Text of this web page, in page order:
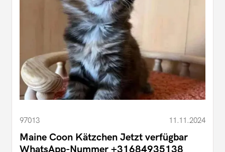
97013 11.11.2024
Maine Coon Kätzchen Jetzt verfügbar
WhatsApp-Nummer +31684935138